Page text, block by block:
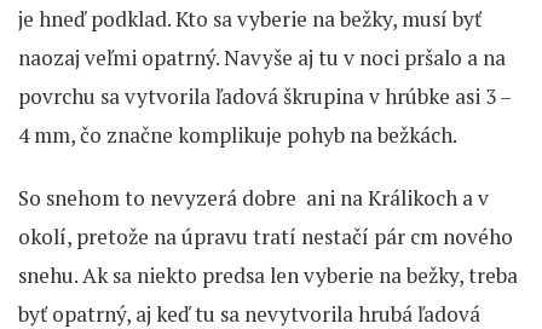
je hneď podklad. Kto sa vyberie na bežky, musí byť
naozaj veľmi opatrný. Navyše aj tu v noci pršalo a na
povrchu sa vytvorila ľadová škrupina v hrúbke asi 3 –
4 mm, čo značne komplikuje pohyb na bežkách.
So snehom to nevyzerá dobre ani na Králikoch a v
okolí, pretože na úpravu tratí nestačí pár cm nového
snehu. Ak sa niekto predsa len vyberie na bežky, treba
byť opatrný, aj keď tu sa nevytvorila hrubá ľadová